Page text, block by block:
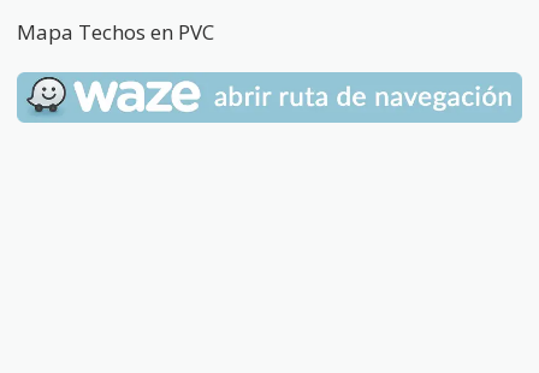
Mapa Techos en PVC